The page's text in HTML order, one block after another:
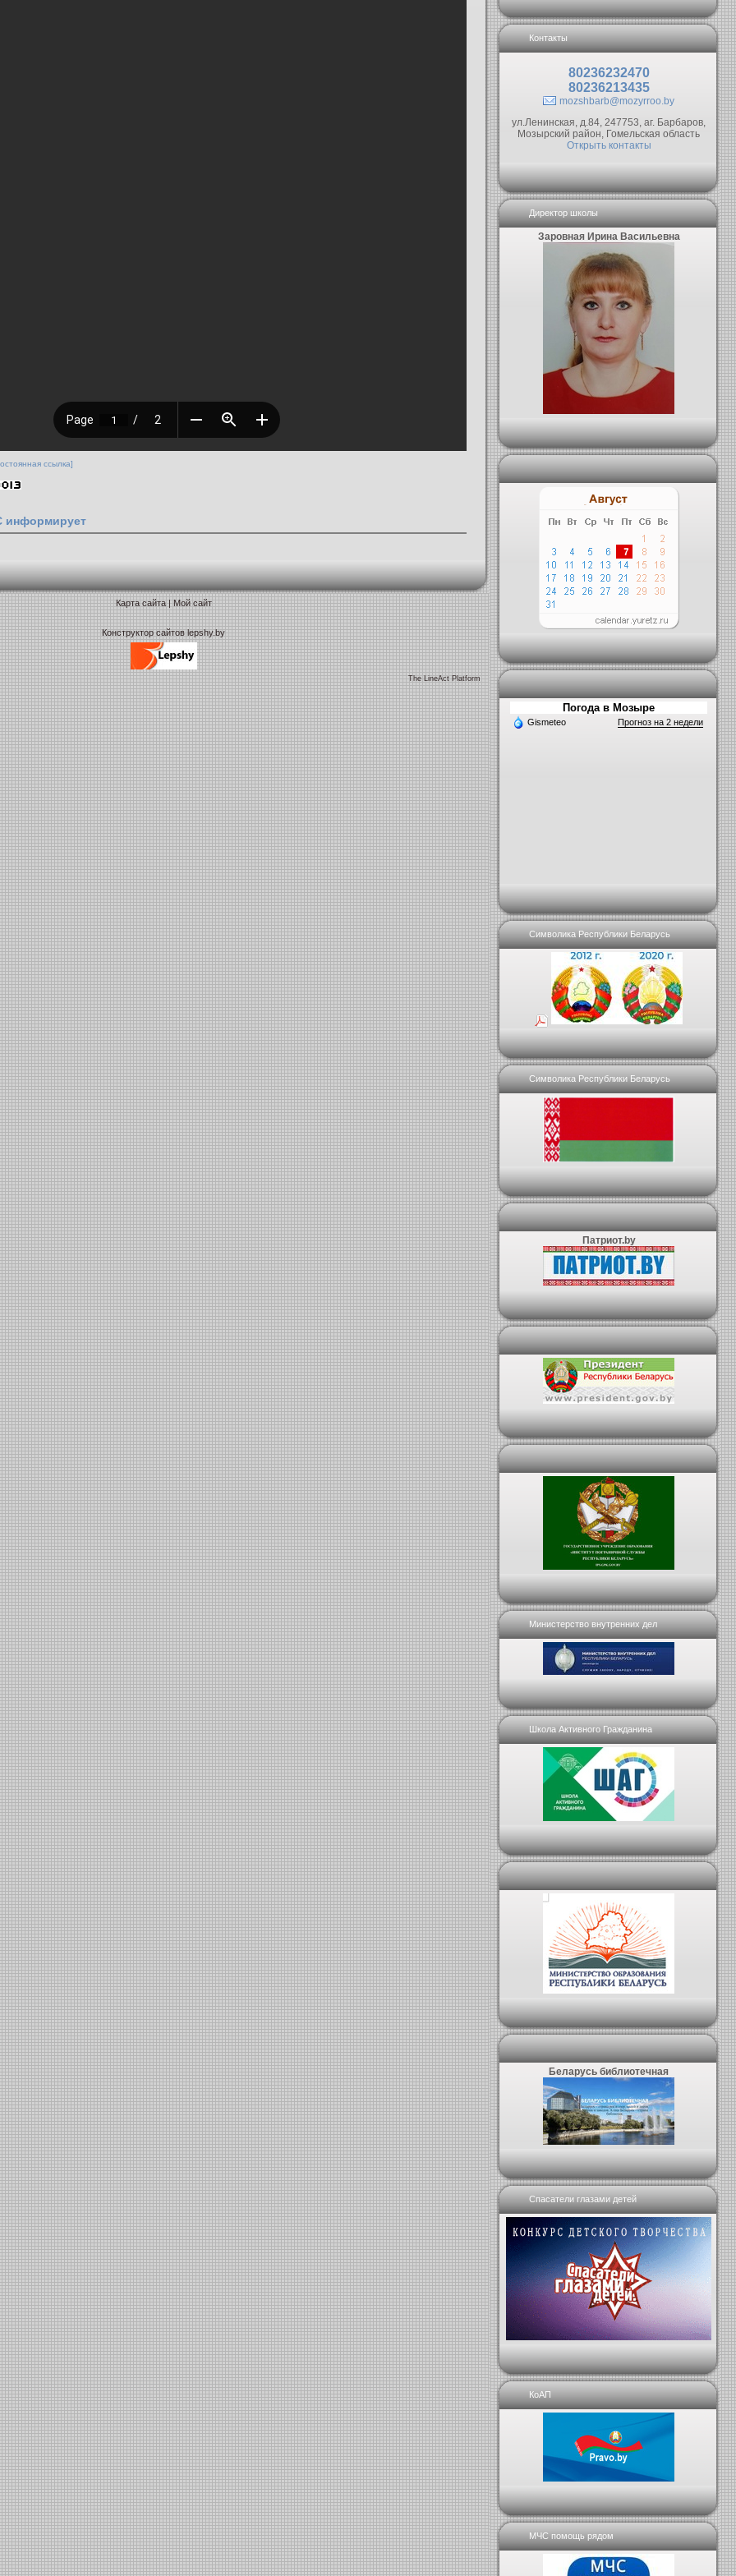
ссылка]
информирует
Карта сайта | Мой сайт
Конструктор сайтов lepshy.by
The LineAct Platform
Контакты
80236232470
80236213435
mozshbarb@mozyrroo.by
ул.Ленинская, д.84, 247753, аг. Барбаров,
Мозырский район, Гомельская область
Открыть контакты
Директор школы
Заровная Ирина Васильевна
Погода в Мозыре
Gismeteo Прогноз на 2 недели
Символика Республики Беларусь
Символика Республики Беларусь
Патриот.by
Министерство внутренних дел
Школа Активного Гражданина
Беларусь библиотечная
Спасатели глазами детей
КоАП
МЧС помощь рядом